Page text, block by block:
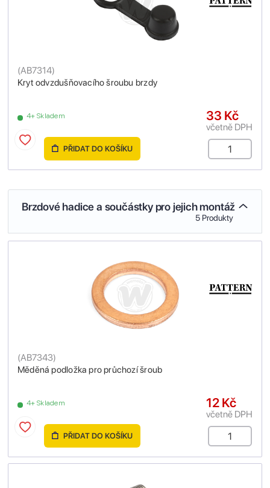
Kryt odvzdušňovacího šroubu brzdy
(AB7314)
4+ Skladem 33 Kč
včetně DPH
PŘIDAT DO KOŠÍKU
Brzdové hadice a součástky pro jejich montáž
5 Produkty
Měděná podložka pro průchozí šroub
(AB7343)
4+ Skladem 12 Kč
včetně DPH
PŘIDAT DO KOŠÍKU